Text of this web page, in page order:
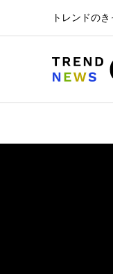
トレンドの